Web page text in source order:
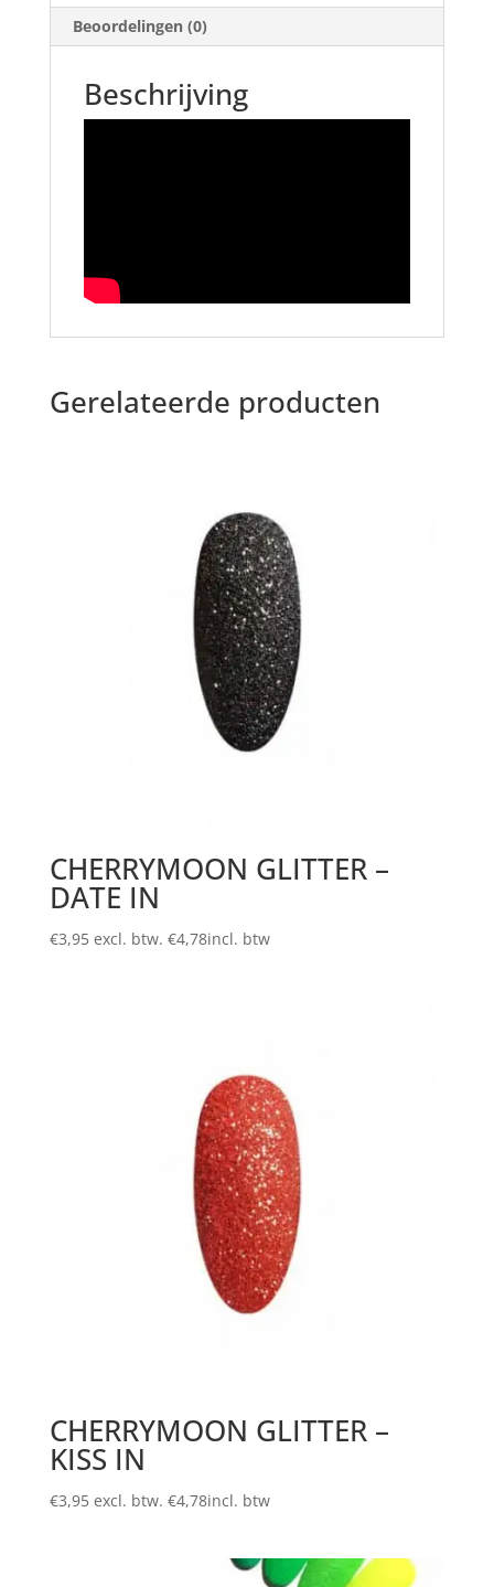
Beoordelingen (0)
Beschrijving
Gerelateerde producten
CHERRYMOON GLITTER –
DATE IN
€3,95 excl. btw. €4,78incl. btw
CHERRYMOON GLITTER –
KISS IN
€3,95 excl. btw. €4,78incl. btw